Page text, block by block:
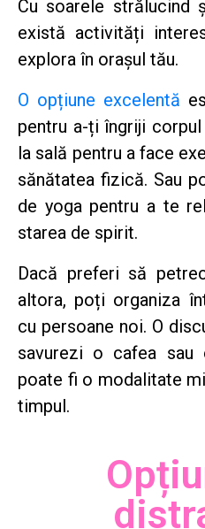
Cu soarele strălucind
există activități
explora în orașul tău.
O opțiune excelentă
pentru a-ți îngriji
la sală pentru a face
sănătatea fizică. Sau
de yoga pentru a te
starea de spirit.
Dacă preferi să
altora, poți organiza
cu persoane noi. O
savurezi o cafea sau
poate fi o modalitate
timpul.